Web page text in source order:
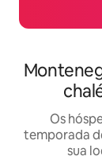
Os
temporada
sua